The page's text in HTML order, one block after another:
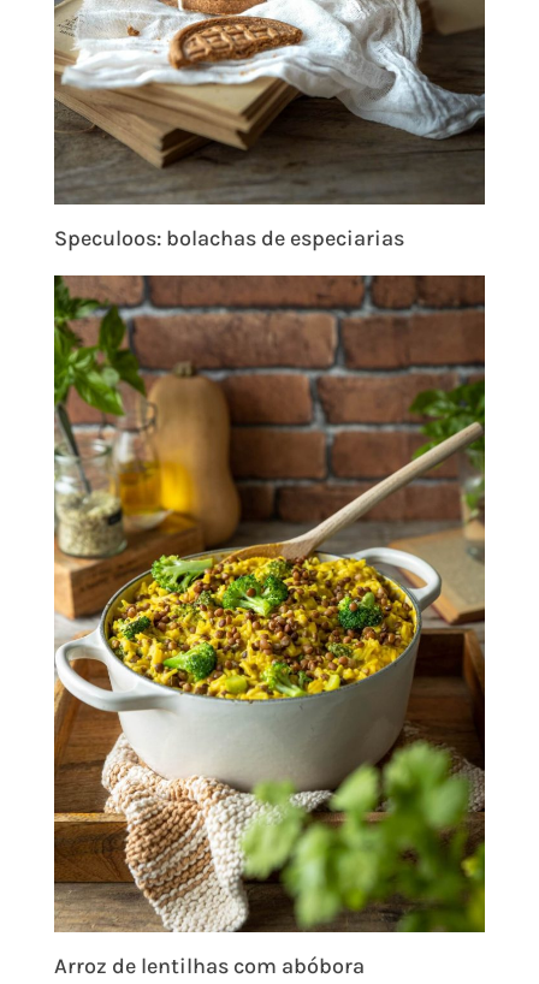
Speculoos: bolachas de especiarias
Arroz de lentilhas com abóbora